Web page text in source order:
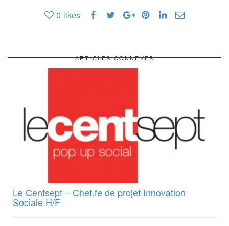
0 likes
ARTICLES CONNEXES
Le Centsept – Chef.fe de projet Innovation
Sociale H/F